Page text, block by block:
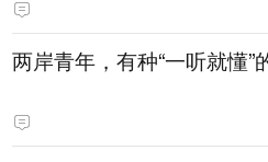
两岸青年，有种“一听就懂”